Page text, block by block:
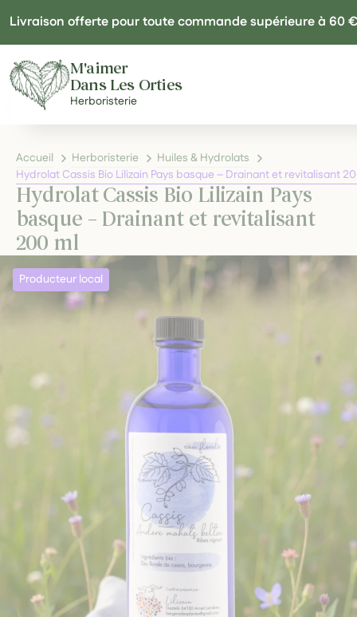
Livraison offerte pour toute commande supérieure à 60 €
M'aimer
Dans Les Orties
Herboristerie
Accueil Herboristerie
Huiles & Hydrolats
Hydrolat Cassis Bio Lilizain Pays basque – Drainant et revitalisant
Hydrolat Cassis Bio Lilizain Pays
basque – Drainant et revitalisant
200 ml